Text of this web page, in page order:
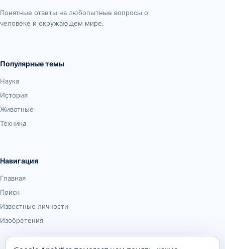
Понятные ответы на любопытные вопросы о
человеке и окружающем мире.
Популярные темы
Наука
История
Животные
Техника
Навигация
Главная
Поиск
Известные личности
Изобретения